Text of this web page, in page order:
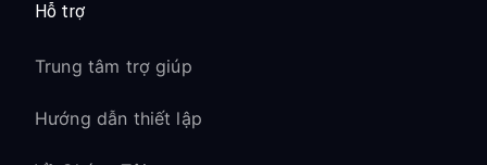
Hỗ trợ
Trung tâm trợ giúp
Hướng dẫn thiết lập